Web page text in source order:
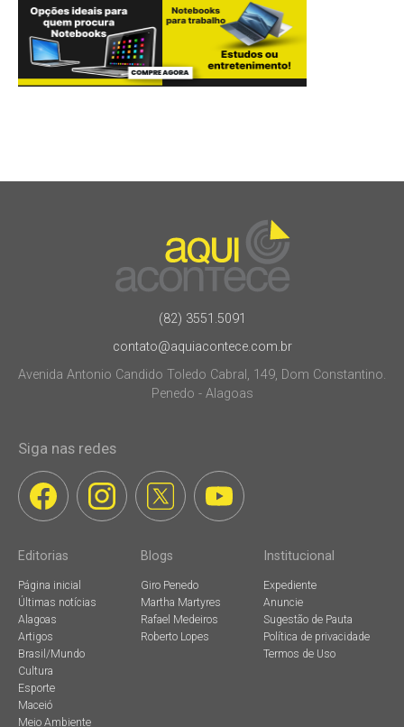
(82) 3551.5091
contato@aquiacontece.com.br
Avenida Antonio Candido Toledo Cabral, 149, Dom Constantino.
Penedo - Alagoas
Siga nas redes
Editorias
Página inicial
Últimas notícias
Alagoas
Artigos
Brasil/Mundo
Cultura
Esporte
Maceió
Meio Ambiente
Blogs
Giro Penedo
Martha Martyres
Rafael Medeiros
Roberto Lopes
Institucional
Expediente
Anuncie
Sugestão de Pauta
Política de privacidade
Termos de Uso